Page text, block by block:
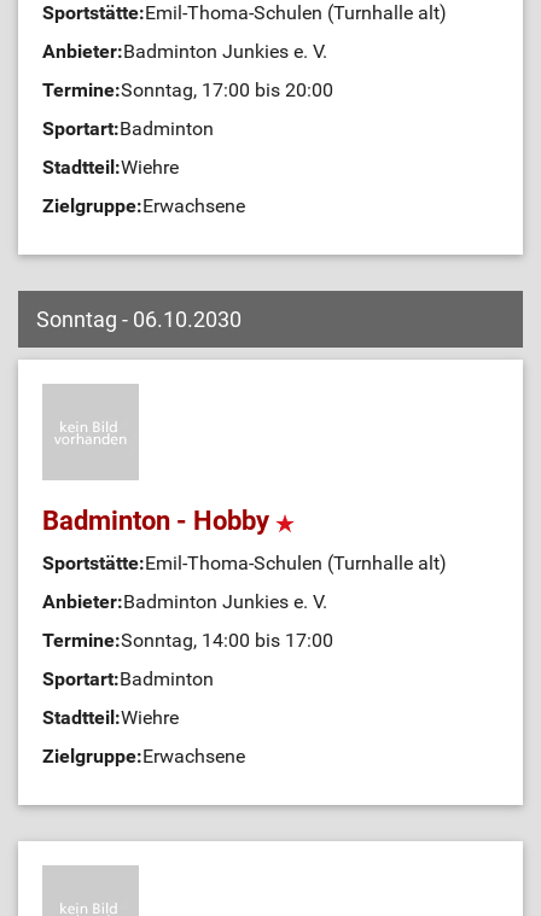
Sportstätte:Emil-Thoma-Schulen (Turnhalle alt)
Anbieter:Badminton Junkies e. V.
Termine:Sonntag, 17:00 bis 20:00
Sportart:Badminton
Stadtteil:Wiehre
Zielgruppe:Erwachsene
Sonntag - 06.10.2030
Badminton - Hobby
Sportstätte:Emil-Thoma-Schulen (Turnhalle alt)
Anbieter:Badminton Junkies e. V.
Termine:Sonntag, 14:00 bis 17:00
Sportart:Badminton
Stadtteil:Wiehre
Zielgruppe:Erwachsene